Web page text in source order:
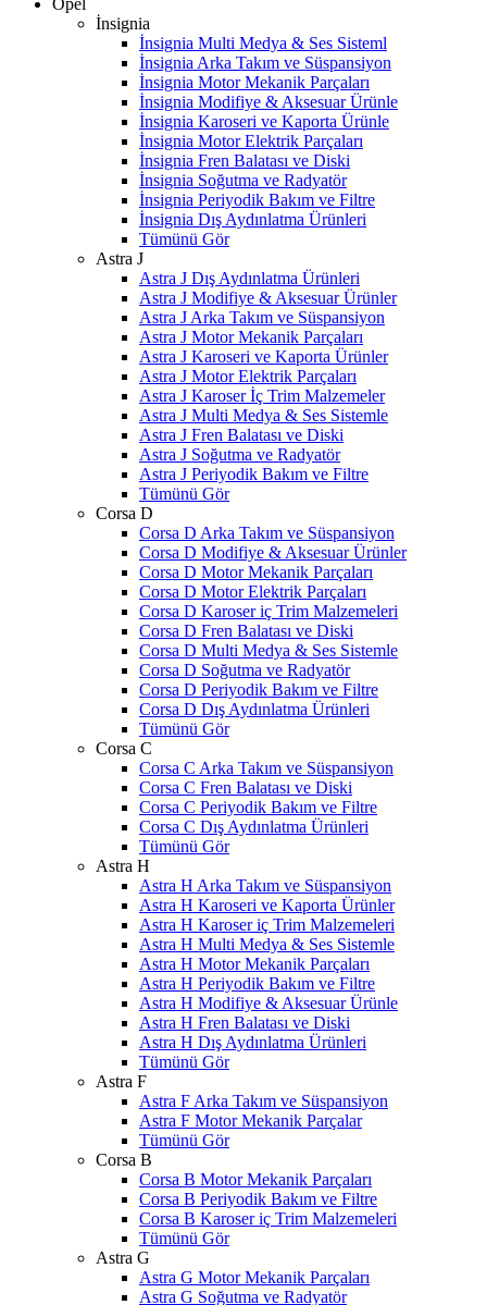
Opel
İnsignia
İnsignia Multi Medya & Ses Sisteml
İnsignia Arka Takım ve Süspansiyon
İnsignia Motor Mekanik Parçaları
İnsignia Modifiye & Aksesuar Ürünle
İnsignia Karoseri ve Kaporta Ürünle
İnsignia Motor Elektrik Parçaları
İnsignia Fren Balatası ve Diski
İnsignia Soğutma ve Radyatör
İnsignia Periyodik Bakım ve Filtre
İnsignia Dış Aydınlatma Ürünleri
Tümünü Gör
Astra J
Astra J Dış Aydınlatma Ürünleri
Astra J Modifiye & Aksesuar Ürünler
Astra J Arka Takım ve Süspansiyon
Astra J Motor Mekanik Parçaları
Astra J Karoseri ve Kaporta Ürünler
Astra J Motor Elektrik Parçaları
Astra J Karoser İç Trim Malzemeler
Astra J Multi Medya & Ses Sistemle
Astra J Fren Balatası ve Diski
Astra J Soğutma ve Radyatör
Astra J Periyodik Bakım ve Filtre
Tümünü Gör
Corsa D
Corsa D Arka Takım ve Süspansiyon
Corsa D Modifiye & Aksesuar Ürünler
Corsa D Motor Mekanik Parçaları
Corsa D Motor Elektrik Parçaları
Corsa D Karoser iç Trim Malzemeleri
Corsa D Fren Balatası ve Diski
Corsa D Multi Medya & Ses Sistemle
Corsa D Soğutma ve Radyatör
Corsa D Periyodik Bakım ve Filtre
Corsa D Dış Aydınlatma Ürünleri
Tümünü Gör
Corsa C
Corsa C Arka Takım ve Süspansiyon
Corsa C Fren Balatası ve Diski
Corsa C Periyodik Bakım ve Filtre
Corsa C Dış Aydınlatma Ürünleri
Tümünü Gör
Astra H
Astra H Arka Takım ve Süspansiyon
Astra H Karoseri ve Kaporta Ürünler
Astra H Karoser iç Trim Malzemeleri
Astra H Multi Medya & Ses Sistemle
Astra H Motor Mekanik Parçaları
Astra H Periyodik Bakım ve Filtre
Astra H Modifiye & Aksesuar Ürünle
Astra H Fren Balatası ve Diski
Astra H Dış Aydınlatma Ürünleri
Tümünü Gör
Astra F
Astra F Arka Takım ve Süspansiyon
Astra F Motor Mekanik Parçalar
Tümünü Gör
Corsa B
Corsa B Motor Mekanik Parçaları
Corsa B Periyodik Bakım ve Filtre
Corsa B Karoser iç Trim Malzemeleri
Tümünü Gör
Astra G
Astra G Motor Mekanik Parçaları
Astra G Soğutma ve Radyatör